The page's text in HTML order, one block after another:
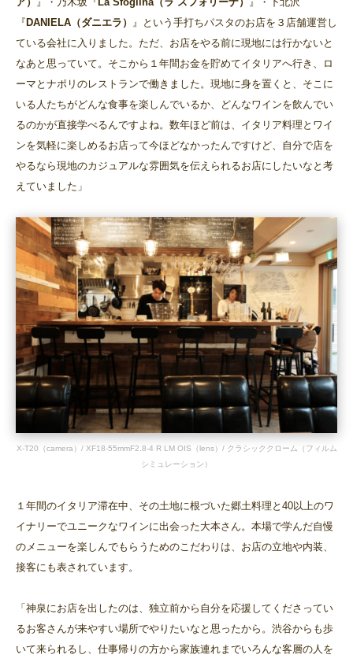
『 DANIELA（ダニエラ）
』という手打ちパスタのお店を３店舗運営し
ている会社に入りました。ただ、お店をやる前に現地には行かないと
なあと思っていて。そこから１年間お金を貯めてイタリアへ行き、ロ
ーマとナポリのレストランで働きました。現地に身を置くと、そこに
いる人たちがどんな食事を楽しんでいるか、どんなワインを飲んでい
るのかが直接学べるんですよね。数年ほど前は、イタリア料理とワイ
ンを気軽に楽しめるお店って今ほどなかったんですけど、自分で店を
やるなら現地のカジュアルな雰囲気を伝えられるお店にしたいなと考
えていました」
X-T20（camera）/ XF18-55mmF2.8-4 R LM OIS（lens）/ クラシッククローム（フィルム
シミュレーション）
１年間のイタリア滞在中、その土地に根づいた郷土料理と40以上のワ
イナリーでユニークなワインに出会った大本さん。本場で学んだ自慢
のメニューを楽しんでもらうためのこだわりは、お店の立地や内装、
接客にも表されています。
「神泉にお店を出したのは、独立前から自分を応援してくださってい
るお客さんが来やすい場所でやりたいなと思ったから。渋谷からも歩
いて来られるし、仕事帰りの方から家族連れまでいろんな客層の人を